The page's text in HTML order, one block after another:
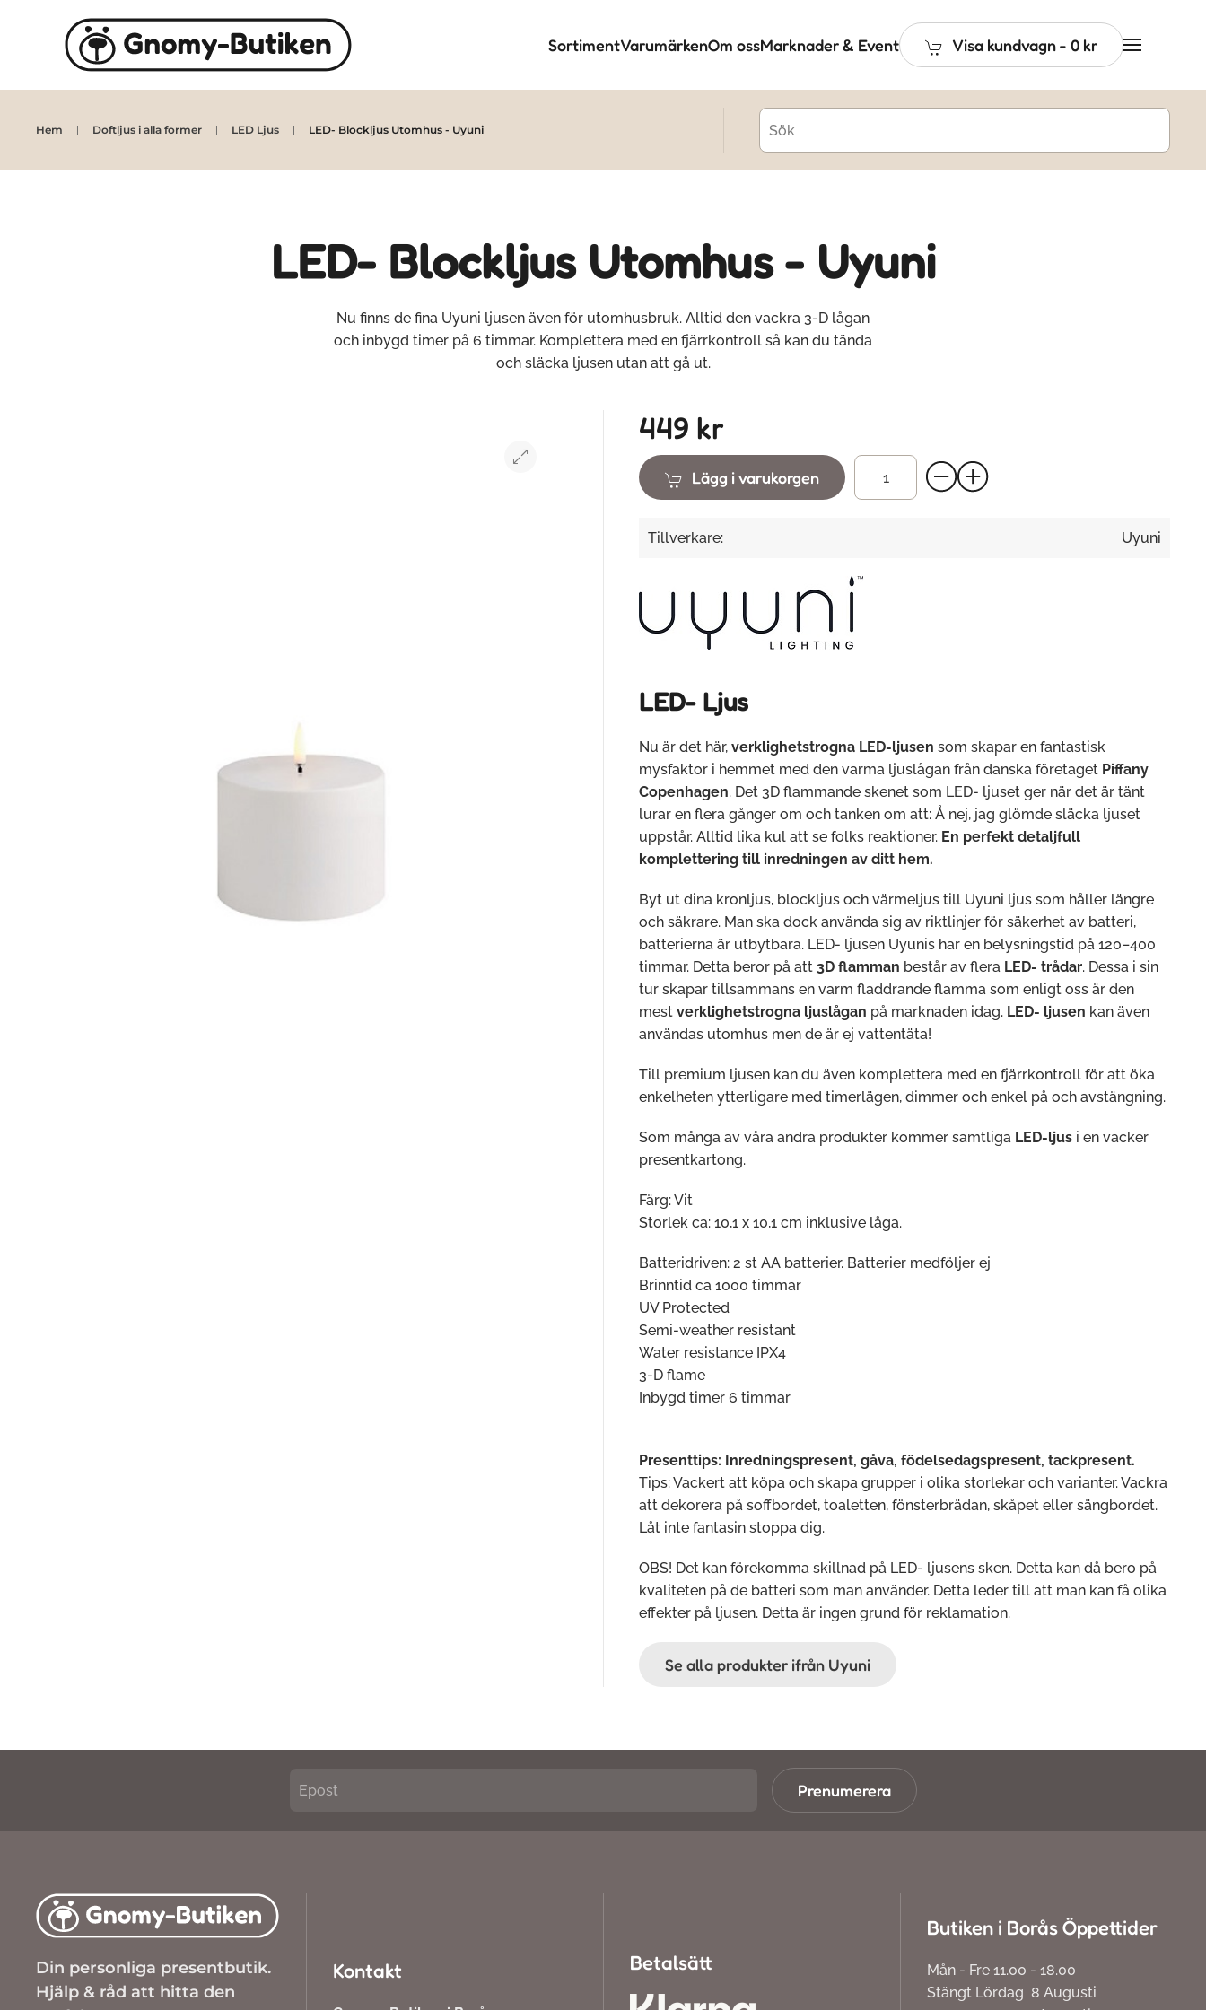
Skip to main content SortimentVarumärkenOm ossMarknader & Event Visa kundvagn- 0 kr
Hem Doftljus i alla former LED Ljus LED- Blockljus Utomhus - Uyuni
LED- Blockljus Utomhus - Uyuni
Nu finns de fina Uyuni ljusen även för utomhusbruk. Alltid den vackra 3-D lågan
och inbygd timer på 6 timmar. Komplettera med en fjärrkontroll så kan du tända
och släcka ljusen utan att gå ut.
449 kr
Lägg i varukorgen
Tillverkare: Uyuni
LED- Ljus
Nu är det här, verklighetstrogna LED-ljusen som skapar en fantastisk
mysfaktor i hemmet med den varma ljuslågan från danska företaget Piffany
Copenhagen. Det 3D flammande skenet som LED- ljuset ger när det är tänt
lurar en flera gånger om och tanken om att: Å nej, jag glömde släcka ljuset
uppstår. Alltid lika kul att se folks reaktioner. En perfekt detaljfull
komplettering till inredningen av ditt hem.
Byt ut dina kronljus, blockljus och värmeljus till Uyuni ljus som håller längre
och säkrare. Man ska dock använda sig av riktlinjer för säkerhet av batteri,
batterierna är utbytbara. LED- ljusen Uyunis har en belysningstid på 120–400
timmar. Detta beror på att 3D flamman består av flera LED- trådar. Dessa i sin
tur skapar tillsammans en varm fladdrande flamma som enligt oss är den
mest verklighetstrogna ljuslågan på marknaden idag. LED- ljusen kan även
användas utomhus men de är ej vattentäta!
Till premium ljusen kan du även komplettera med en fjärrkontroll för att öka
enkelheten ytterligare med timerlägen, dimmer och enkel på och avstängning.
Som många av våra andra produkter kommer samtliga LED-ljus i en vacker
presentkartong.
Färg: Vit
Storlek ca: 10,1 x 10,1 cm inklusive låga.
Batteridriven: 2 st AA batterier. Batterier medföljer ej
Brinntid ca 1000 timmar
UV Protected
Semi-weather resistant
Water resistance IPX4
3-D flame
Inbygd timer 6 timmar
Presenttips: Inredningspresent, gåva, födelsedagspresent, tackpresent.
Tips: Vackert att köpa och skapa grupper i olika storlekar och varianter. Vackra
att dekorera på soffbordet, toaletten, fönsterbrädan, skåpet eller sängbordet.
Låt inte fantasin stoppa dig.
OBS! Det kan förekomma skillnad på LED- ljusens sken. Detta kan då bero på
kvaliteten på de batteri som man använder. Detta leder till att man kan få olika
effekter på ljusen. Detta är ingen grund för reklamation.
Se alla produkter ifrån Uyuni
Prenumerera
Din personliga presentbutik.
Hjälp & råd att hitta den
Kontakt Betalsätt
Butiken i Borås Öppettider
Mån - Fre 11.00 - 18.00
Stängt Lördag 8 Augusti